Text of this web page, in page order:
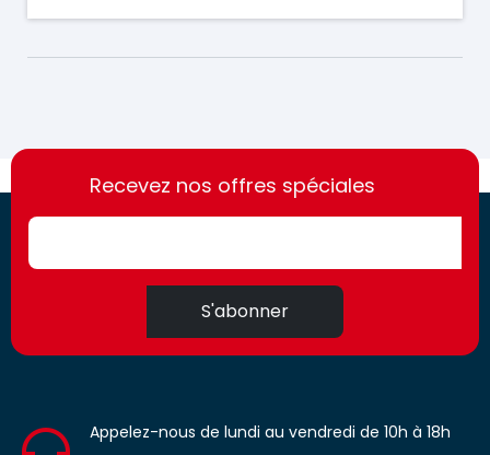
https://france-
access.fr
https://france-
access.fr
Recevez nos offres spéciales
S'abonner
Appelez-nous de lundi au vendredi de 10h à 18h